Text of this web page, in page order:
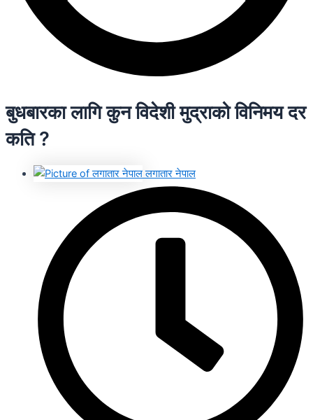
बुधबारका लागि कुन विदेशी मुद्राको विनिमय दर
कति ?
लगातार नेपाल